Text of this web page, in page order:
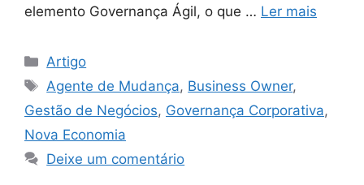
elemento Governança Ágil, o que … Ler mais
Artigo
Agente de Mudança, Business Owner,
Gestão de Negócios, Governança Corporativa,
Nova Economia
Deixe um comentário